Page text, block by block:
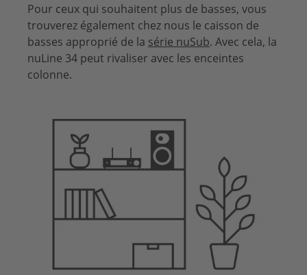
Pour ceux qui souhaitent plus de basses, vous
trouverez également chez nous le caisson de
basses approprié de la série nuSub. Avec cela, la
nuLine 34 peut rivaliser avec les enceintes
colonne.